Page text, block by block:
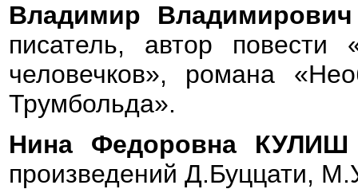
Владимир
писатель, автор повести
человечков», романа
Трумбольда».
Нина Федоровна
произведений Д.Буццати,